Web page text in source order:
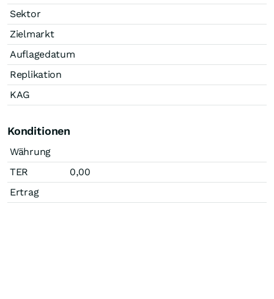
Sektor
Zielmarkt
Auflagedatum
Replikation
KAG
Konditionen
Währung
TER
0,00
Ertrag